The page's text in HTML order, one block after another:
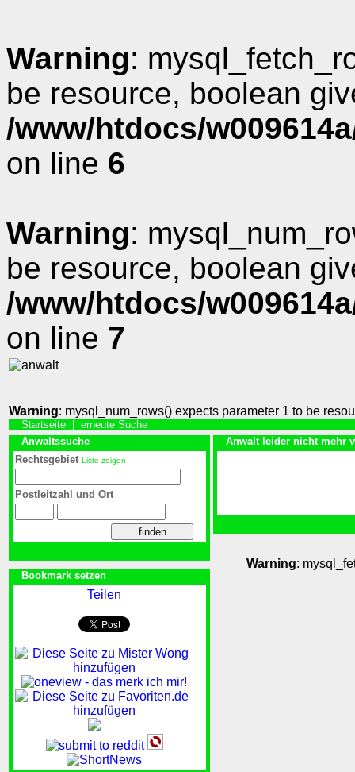
Warning:
be resource, boolean
/www/htdocs/
on line 6
Warning:
be resource, boolean
/www/htdocs/
on line 7
Warning: mysql_num_rows() expects parameter 1 to be
Startseite
erneute Suche
Anwaltssuche
Rechtsgebiet Liste zeigen
Postleitzahl und Ort
Bookmark setzen
Teilen
Anwalt leider nicht mehr
Warning: